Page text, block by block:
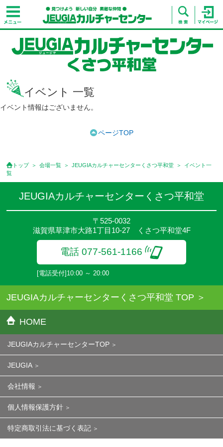
イベント 一覧
イベント情報はございません。
ページTOP
トップ 会場一覧 JEUGIAカルチャーセンターくさつ平和堂
イベント一
覧
JEUGIAカルチャーセンターくさつ平和堂
〒525-0032
滋賀県草津市大路1丁目10-27 くさつ平和堂4F
電話 077-561-1166
[電話受付]10:00 ～ 20:00
JEUGIAカルチャーセンターくさつ平和堂 TOP
HOME
JEUGIAカルチャーセンターTOP
JEUGIA
会社情報
個人情報保護方針
特定商取引法に基づく表記